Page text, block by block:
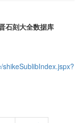
石刻大全数据库